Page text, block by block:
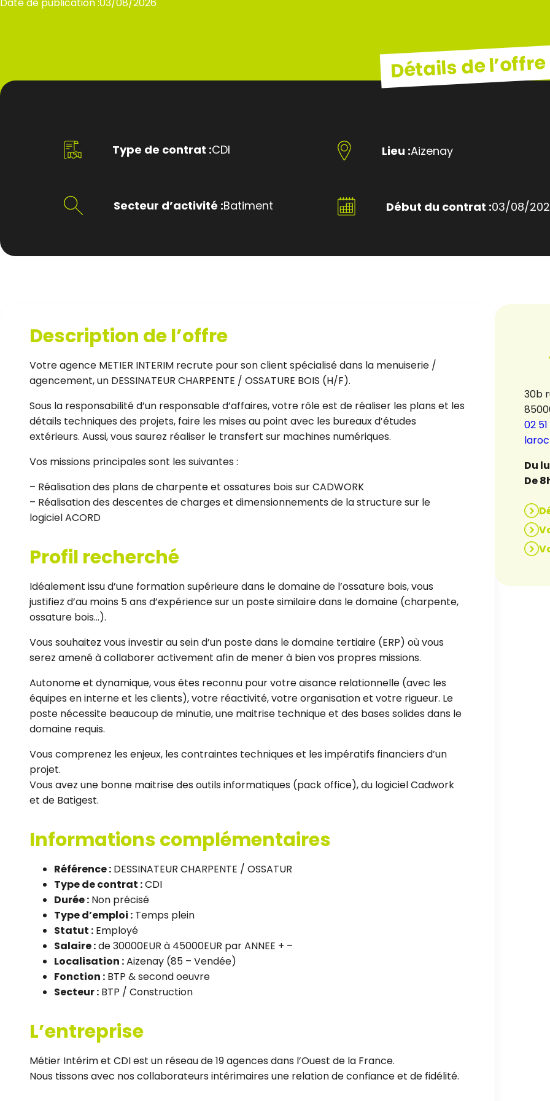
Détails de l’offre
Type de contrat :CDI
Secteur d’activité :Batiment
Lieu :Aizenay
Début du contrat :03/08/
Description de l’offre
Votre agence METIER INTERIM recrute pour son client spécialisé dans la menuiserie /
agencement, un DESSINATEUR CHARPENTE / OSSATURE BOIS (H/F).
Sous la responsabilité d’un responsable d’affaires, votre rôle est de réaliser les plans et les
détails techniques des projets, faire les mises au point avec les bureaux d’études
extérieurs. Aussi, vous saurez réaliser le transfert sur machines numériques.
Vos missions principales sont les suivantes :
– Réalisation des plans de charpente et ossatures bois sur CADWORK
– Réalisation des descentes de charges et dimensionnements de la structure sur le
logiciel ACORD
Profil recherché
Idéalement issu d’une formation supérieure dans le domaine de l’ossature bois, vous
justifiez d’au moins 5 ans d’expérience sur un poste similaire dans le domaine (charpente,
ossature bois…).
Vous souhaitez vous investir au sein d’un poste dans le domaine tertiaire (ERP) où vous
serez amené à collaborer activement afin de mener à bien vos propres missions.
Autonome et dynamique, vous êtes reconnu pour votre aisance relationnelle (avec les
équipes en interne et les clients), votre réactivité, votre organisation et votre rigueur. Le
poste nécessite beaucoup de minutie, une maitrise technique et des bases solides dans le
domaine requis.
Vous comprenez les enjeux, les contraintes techniques et les impératifs financiers d’un
projet.
Vous avez une bonne maitrise des outils informatiques (pack office), du logiciel Cadwork
et de Batigest.
Informations complémentaires
Référence : DESSINATEUR CHARPENTE / OSSATUR
Type de contrat :CDI
Durée : Non précisé
Type d’emploi : Temps plein
Statut : Employé
Salaire :de 30000EUR à 45000EUR par ANNEE + –
Localisation :Aizenay (85 – Vendée)
Fonction : BTP & second oeuvre
Secteur : BTP / Construction
L’entreprise
Métier Intérim et CDI est un réseau de 19 agences dans l’Ouest de la France.
Nous tissons avec nos collaborateurs intérimaires une relation de confiance et de fidélité.
30b
02
Du
De